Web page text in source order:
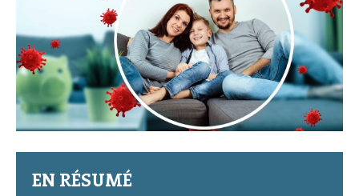
EN RÉSUMÉ